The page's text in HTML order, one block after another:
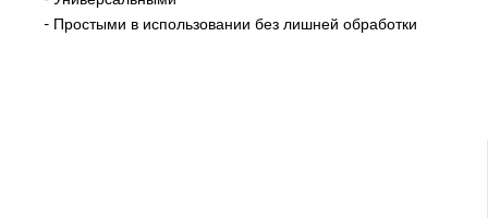
- Простыми в использовании без лишней обработки